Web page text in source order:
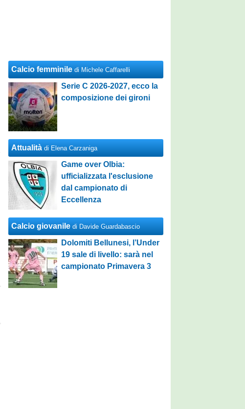
Calcio femminile di Michele Caffarelli
Serie C 2026-2027, ecco la
composizione dei gironi
Attualità di Elena Carzaniga
Game over Olbia:
ufficializzata l'esclusione
dal campionato di
Eccellenza
Calcio giovanile di Davide Guardabascio
Dolomiti Bellunesi, l’Under
19 sale di livello: sarà nel
campionato Primavera 3